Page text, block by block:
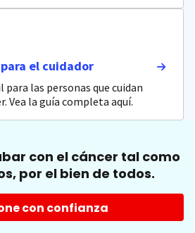
el cuidador
las personas que cuidan
Vea la guía completa aquí.
con el cáncer tal como
por el bien de todos.
con confianza